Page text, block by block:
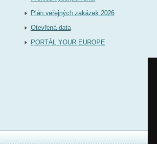
Plán veřejných zakázek 2026
Otevřená data
PORTÁL YOUR EUROPE